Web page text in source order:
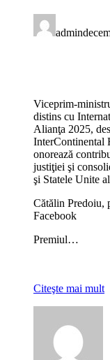
admin
Viceprim-
distins cu
Alianţa 2025,
InterContinental
onorează
justiţiei şi
şi Statele Unite
Cătălin Predoiu,
Facebook
Premiul…
Citeşte mai mult